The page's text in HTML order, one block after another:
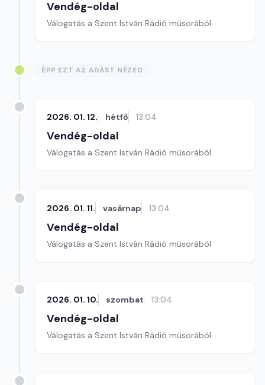
Vendég-oldal
Válogatás a Szent István Rádió műsorából
ÉPP EZT AZ ADÁST NÉZED
2026. 01. 12. hétfő 13:04
Vendég-oldal
Válogatás a Szent István Rádió műsorából
2026. 01. 11. vasárnap 13:04
Vendég-oldal
Válogatás a Szent István Rádió műsorából
2026. 01. 10. szombat 13:04
Vendég-oldal
Válogatás a Szent István Rádió műsorából